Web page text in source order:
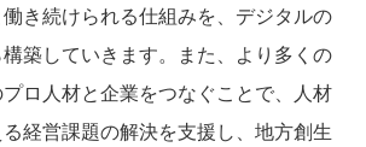
き続けられる仕組みを、デジタルの
築していきます。また、より多くの
ロ人材と企業をつなぐことで、人材
経営課題の解決を支援し、地方創生